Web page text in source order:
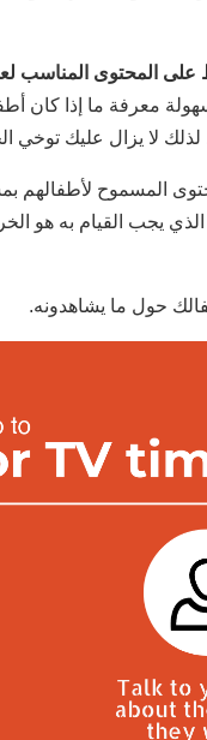
على المحتوى المناسب
معرفة ما إذا كان
لذلك لا يزال عليك توخي
المسموح لأطفالهم
الذي يجب القيام به
حول ما يشاهدونه.